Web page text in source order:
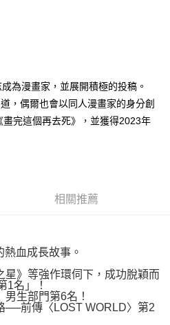
付」後，將跳轉至「AFTEE先享後付」
後，即可完成結帳。
通知簡訊。
款，方視為交易完成。
刻繳費，但若您需要取消訂單，請聯絡
之訂單仍視為有效，需透過AFTEE先享
付 」之結帳頁面顯示為準，若有關於
等相關疑問，請聯繫「AFTEE先享後付
以下網址：
辦者引起之損失，本公司不負相關責
依據個別帳號之用戶狀況，依本公司即
額度不足之情形，本公司將視審查結果
人資訊註冊。若發現惡意使用之情形，
用戶之使用額度並採取法律行動。
)免運費
)免運費
)免運費
上)免運費
查看運費
為漫畫家，並展開積極的投稿。
，偶爾也會以同人漫畫家的身分創
完這個再去死》，並獲得2023年
相關推薦
血成長故事。
》等強作環伺下，成功脫穎而
1名」！
生部門第6名！
──前傳〈LOST WORLD〉第2